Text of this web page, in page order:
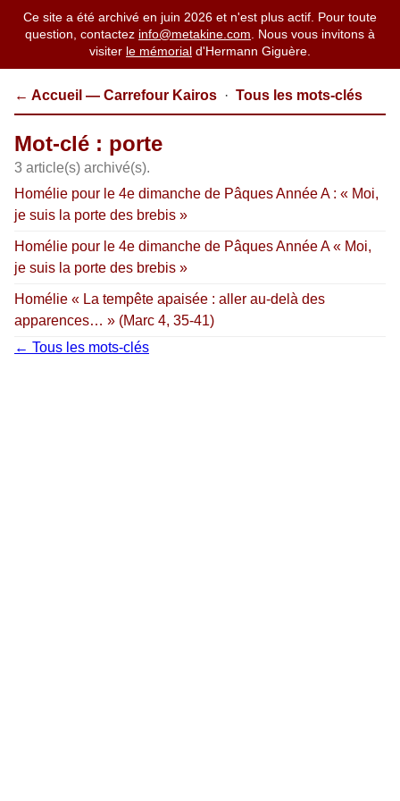
Ce site a été archivé en juin 2026 et n'est plus actif. Pour toute
question, contactez info@metakine.com . Nous vous invitons à
visiter le mémorial d'Hermann Giguère.
← Accueil — Carrefour Kairos · Tous les mots-clés
Mot-clé : porte
3 article(s) archivé(s).
Homélie pour le 4e dimanche de Pâques Année A : « Moi,
je suis la porte des brebis »
Homélie pour le 4e dimanche de Pâques Année A « Moi,
je suis la porte des brebis »
Homélie « La tempête apaisée : aller au-delà des
apparences… » (Marc 4, 35-41)
← Tous les mots-clés